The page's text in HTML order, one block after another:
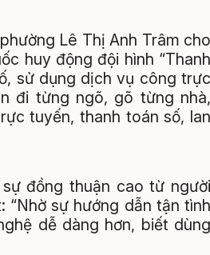
Lê Thị Anh Trâm cho
huy động đội hình “Thanh
sử dụng dịch vụ công trực
đi từng ngõ, gõ từng nhà,
tuyến, thanh toán số, lan
đồng thuận cao từ người
“Nhờ sự hướng dẫn tận tình
dễ dàng hơn, biết dùng